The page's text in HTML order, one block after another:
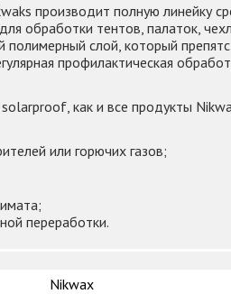
производит полную линейку
обработки тентов, палаток,
слой, который
профилактическая
как и все продукты
или горючих газов;
переработки.
Nikwax